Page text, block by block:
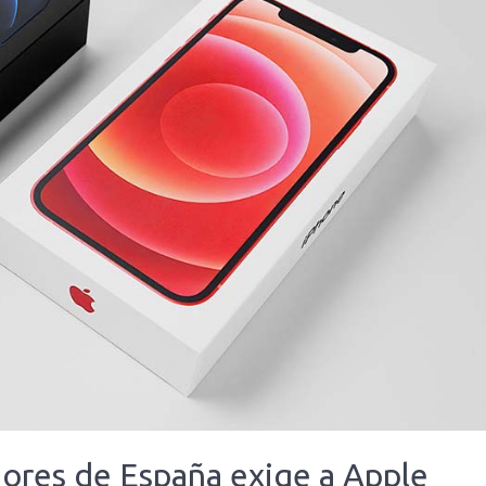
de España exige a Apple